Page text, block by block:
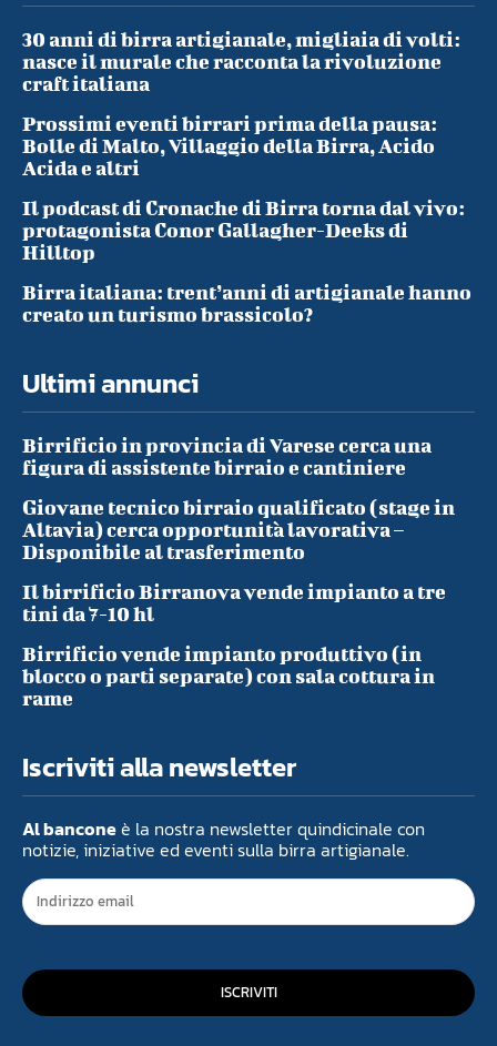
30 anni di birra artigianale, migliaia di volti:
nasce il murale che racconta la rivoluzione
craft italiana
Prossimi eventi birrari prima della pausa:
Bolle di Malto, Villaggio della Birra, Acido
Acida e altri
Il podcast di Cronache di Birra torna dal vivo:
protagonista Conor Gallagher-Deeks di
Hilltop
Birra italiana: trent’anni di artigianale hanno
creato un turismo brassicolo?
Ultimi annunci
Birrificio in provincia di Varese cerca una
figura di assistente birraio e cantiniere
Giovane tecnico birraio qualificato (stage in
Altavia) cerca opportunità lavorativa –
Disponibile al trasferimento
Il birrificio Birranova vende impianto a tre
tini da 7-10 hl
Birrificio vende impianto produttivo (in
blocco o parti separate) con sala cottura in
rame
Iscriviti alla newsletter
Al banconeè la nostra newsletter quindicinale con
notizie, iniziative ed eventi sulla birra artigianale.
ISCRIVITI